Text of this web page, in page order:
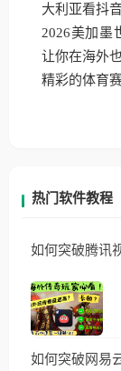
大利亚看抖
2026美加墨
让你在海外
精彩的体育赛
热门软件教程
如何突破腾讯
如何突破网易